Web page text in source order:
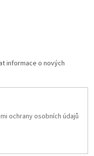
informace o nových
ochrany osobních údajů